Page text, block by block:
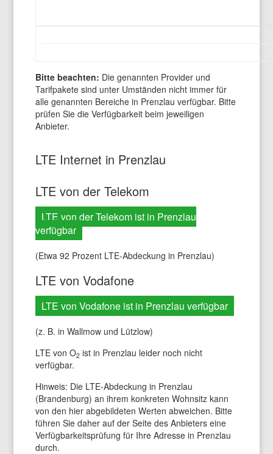
Bitte beachten: Die genannten Provider und
Tarifpakete sind unter Umständen nicht immer für
alle genannten Bereiche in Prenzlau verfügbar. Bitte
prüfen Sie die Verfügbarkeit beim jeweiligen
Anbieter.
LTE Internet in Prenzlau
LTE von der Telekom
LTE von der Telekom ist in Prenzlau
verfügbar
(Etwa 92 Prozent LTE-Abdeckung in Prenzlau)
LTE von Vodafone
LTE von Vodafone ist in Prenzlau verfügbar
(z. B. in Wallmow und Lützlow)
LTE von O2ist in Prenzlau leider noch nicht
verfügbar.
Hinweis: Die LTE-Abdeckung in Prenzlau
(Brandenburg) an ihrem konkreten Wohnsitz kann
von den hier abgebildeten Werten abweichen. Bitte
führen Sie daher auf der Seite des Anbieters eine
Verfügbarkeitsprüfung für Ihre Adresse in Prenzlau
durch.